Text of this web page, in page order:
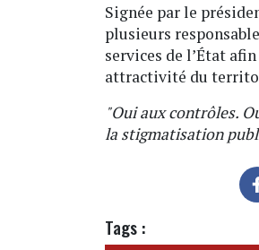
Signée par le
plusieurs
services de l’État
attractivité du
"Oui aux contrôles.
la stigmatisation
Tags :